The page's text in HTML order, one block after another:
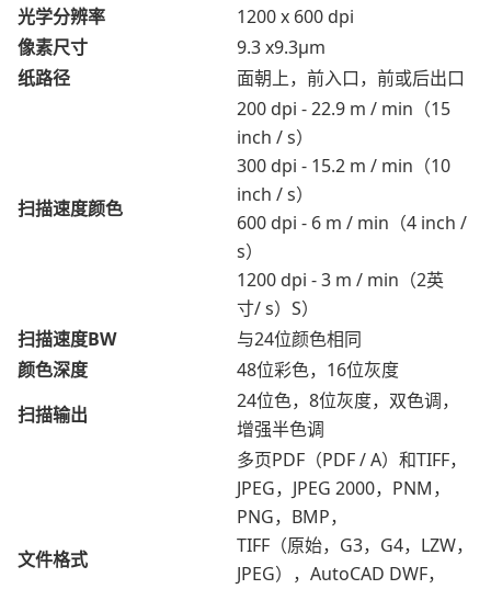
光学分辨率
1200 x 600 dpi
像素尺寸
9.3 x9.3μm
纸路径
面朝上，前入口，前或后出口
扫描速度颜色
200 dpi - 22.9 m / min（15
inch / s）
300 dpi - 15.2 m / min（10
inch / s）
600 dpi - 6 m / min（4 inch /
s）
1200 dpi - 3 m / min（2英
寸/ s）S）
扫描速度BW
与24位颜色相同
颜色深度
48位彩色，16位灰度
扫描输出
24位色，8位灰度，双色调，
增强半色调
文件格式
多页PDF（PDF / A）和TIFF，
JPEG，JPEG 2000，PNM，
PNG，BMP，
TIFF（原始，G3，G4，LZW，
JPEG），AutoCAD DWF，